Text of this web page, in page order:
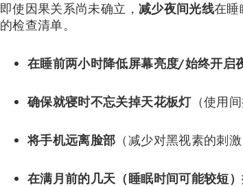
即使因果关系尚未确立， 减少夜间光线在睡
的检查清单。
在睡前两小时降低屏幕亮度/始终开启
确保就寝时不忘关掉天花板灯（使用
将手机远离脸部 （减少对黑视素的刺激
在满月前的几天（睡眠时间可能较短